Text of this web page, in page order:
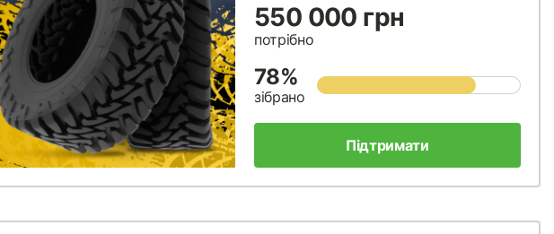
550 000 грн
потрібно
78%
зібрано
Підтримати